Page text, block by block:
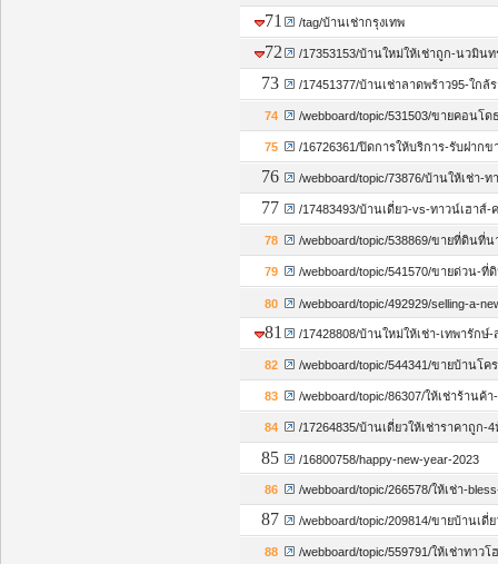
71 /tag/บ้านเช่ากรุงเทพ
72 /17353153/บ้านใหม่ให้เช่าถูก-นวมิ
73 /17451377/บ้านเช่าลาดพร้าว95-ใก
74 /webboard/topic/531503/ขายคอนโ
75 /16726361/ปิดการให้บริการ-รับฝากข
76 /webboard/topic/73876/บ้านให้เช่า
77 /17483493/บ้านเดี่ยว-vs-ทาวน์เฮาส์
78 /webboard/topic/538869/ขายที่ดินที่
79 /webboard/topic/541570/ขายด่วน-ที่
80 /webboard/topic/492929/selling-a-
81 /17428808/บ้านใหม่ให้เช่า-เทพารัก
82 /webboard/topic/544341/ขายบ้านโ
83 /webboard/topic/86307/ให้เช่าร้าน
84 /17264835/บ้านเดี่ยวให้เช่าราคาถูก-
85 /16800758/happy-new-year-2023
86 /webboard/topic/266578/ให้เช่า-
87 /webboard/topic/209814/ขายบ้านเ
88 /webboard/topic/559791/ให้เช่าทา